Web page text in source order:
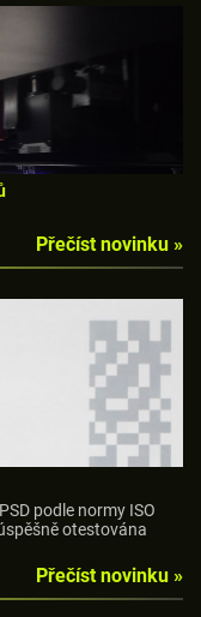
Přečíst novinku »
podle normy ISO
otestována
Přečíst novinku »